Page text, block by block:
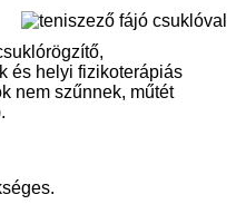
és helyi fizikoterápiás
nem szűnnek, műtét